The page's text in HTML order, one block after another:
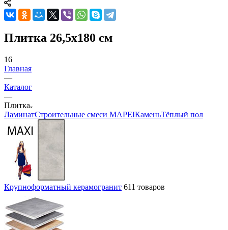
Плитка 26,5x180 см
16
Главная
—
Каталог
—
Плитка
ЛаминатСтроительные смеси MAPEIКаменьТёплый пол
Крупноформатный керамогранит 611 товаров